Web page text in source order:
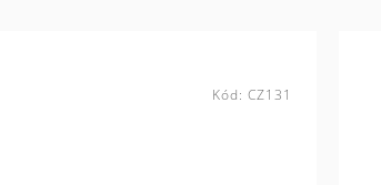
Kód: CZ131